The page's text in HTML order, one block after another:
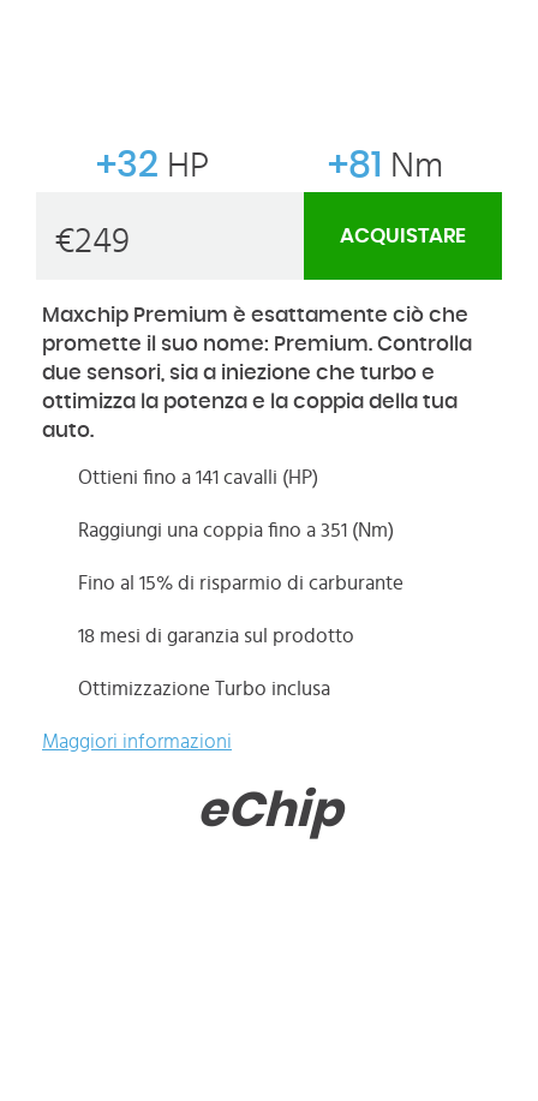
+32 HP +81 Nm
€249 ACQUISTARE
Maxchip Premium è esattamente ciò che
promette il suo nome: Premium. Controlla
due sensori, sia a iniezione che turbo e
ottimizza la potenza e la coppia della tua
auto.
Ottieni fino a 141 cavalli (HP)
Raggiungi una coppia fino a 351 (Nm)
Fino al 15% di risparmio di carburante
18 mesi di garanzia sul prodotto
Ottimizzazione Turbo inclusa
Maggiori informazioni
eChip